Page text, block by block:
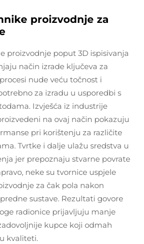
proizvodnje za
proizvodnje poput 3D ispisivanja
način izrade ključeva za
nude veću točnost i
za izradu u usporedbi s
Izvješća iz industrije
na ovaj način pokazuju
pri korištenju za različite
Tvrtke i dalje ulažu sredstva u
jer prepoznaju stvarne povrate
neke su tvornice uspjele
za čak pola nakon
sustave. Rezultati govore
radionice prijavljuju manje
kupce koji odmah
kvaliteti.